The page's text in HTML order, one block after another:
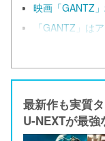
映画「GANTZ
「GANTZ」は
最新作も実質
U-NEXTが最強